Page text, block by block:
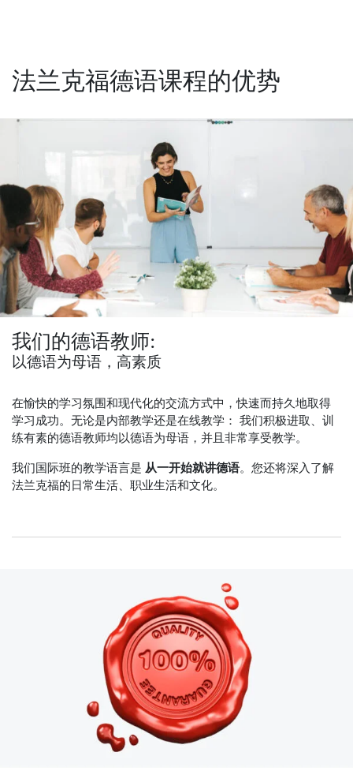
法兰克福德语课程的优势
我们的德语教师:
以德语为母语，高素质
在愉快的学习氛围和现代化的交流方式中，快速而持久地取得
学习成功。无论是内部教学还是在线教学： 我们积极进取、训
练有素的德语教师均以德语为母语，并且非常享受教学。
我们国际班的教学语言是 从一开始就讲德语。您还将深入了解
法兰克福的日常生活、职业生活和文化。